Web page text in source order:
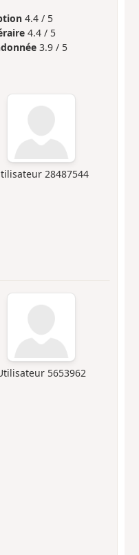
4.4 / 5
4.4 / 5
3.9 / 5
28487544
5653962